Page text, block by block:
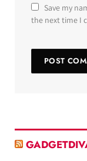
Save my
the next time I